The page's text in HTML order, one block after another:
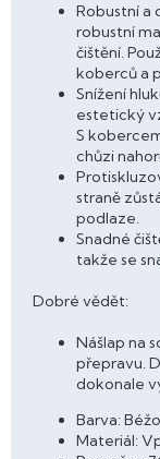
Robustní a
robustní
čištění.
koberců a
Snížení
estetický
S
chůzi
straně
podlaze.
Snadné
takže se
Dobré vědět:
Nášlap na
přepravu.
dokonale
Barva:
Materiál: